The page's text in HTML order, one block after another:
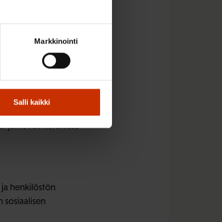
Markkinointi
Salli kaikki
resursseihin,
Eduskunnassa
jatkovalmistelussa
henkilöstön